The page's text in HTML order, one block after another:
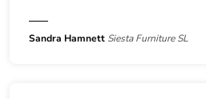
Sandra Hamnett Siesta Furniture SL